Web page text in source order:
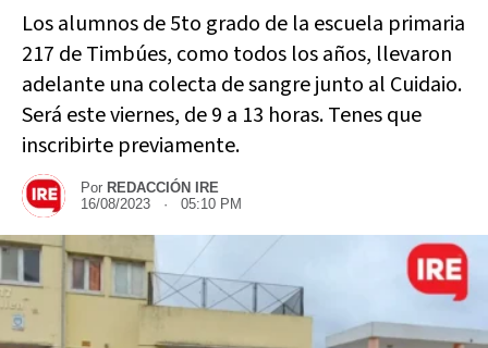
Los alumnos de 5to grado de la escuela primaria
217 de Timbúes, como todos los años, llevaron
adelante una colecta de sangre junto al Cuidaio.
Será este viernes, de 9 a 13 horas. Tenes que
inscribirte previamente.
Por REDACCIÓN IRE
16/08/2023 · 05:10 PM